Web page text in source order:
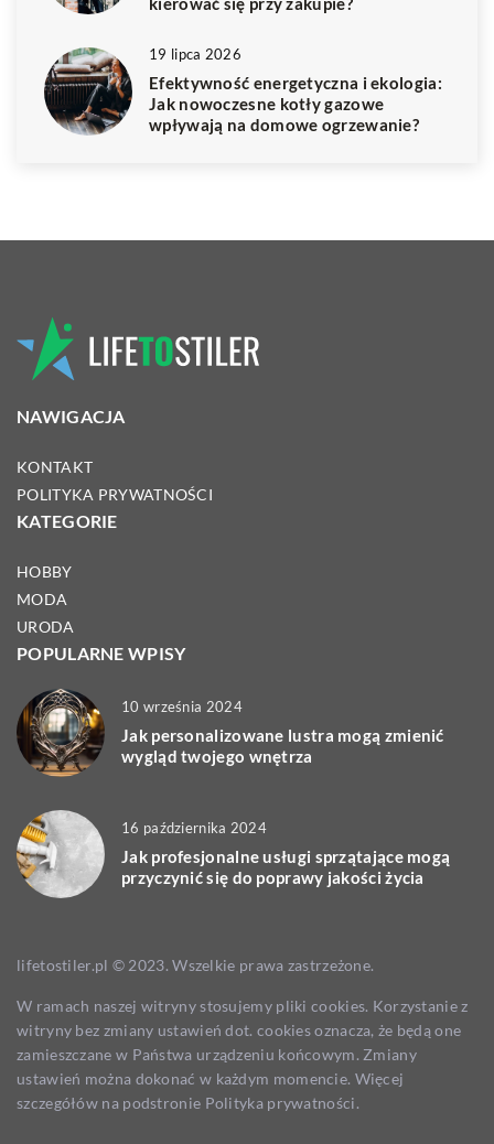
19 lipca 2026
Efektywność energetyczna i ekologia:
Jak nowoczesne kotły gazowe
wpływają na domowe ogrzewanie?
NAWIGACJA
KONTAKT
POLITYKA PRYWATNOŚCI
KATEGORIE
HOBBY
MODA
URODA
POPULARNE WPISY
10 września 2024
Jak personalizowane lustra mogą zmienić
wygląd twojego wnętrza
16 października 2024
Jak profesjonalne usługi sprzątające mogą
przyczynić się do poprawy jakości życia
lifetostiler.pl © 2023. Wszelkie prawa zastrzeżone.
W ramach naszej witryny stosujemy pliki cookies. Korzystanie z
witryny bez zmiany ustawień dot. cookies oznacza, że będą one
zamieszczane w Państwa urządzeniu końcowym. Zmiany
ustawień można dokonać w każdym momencie. Więcej
szczegółów na podstronie Polityka prywatności.